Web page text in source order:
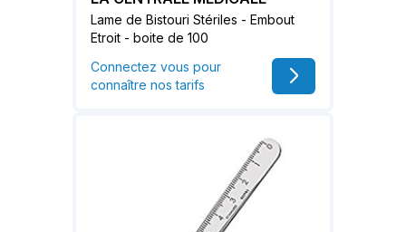
Lame de Bistouri Stériles - Embout
Etroit - boite de 100
Connectez vous pour
connaître nos tarifs